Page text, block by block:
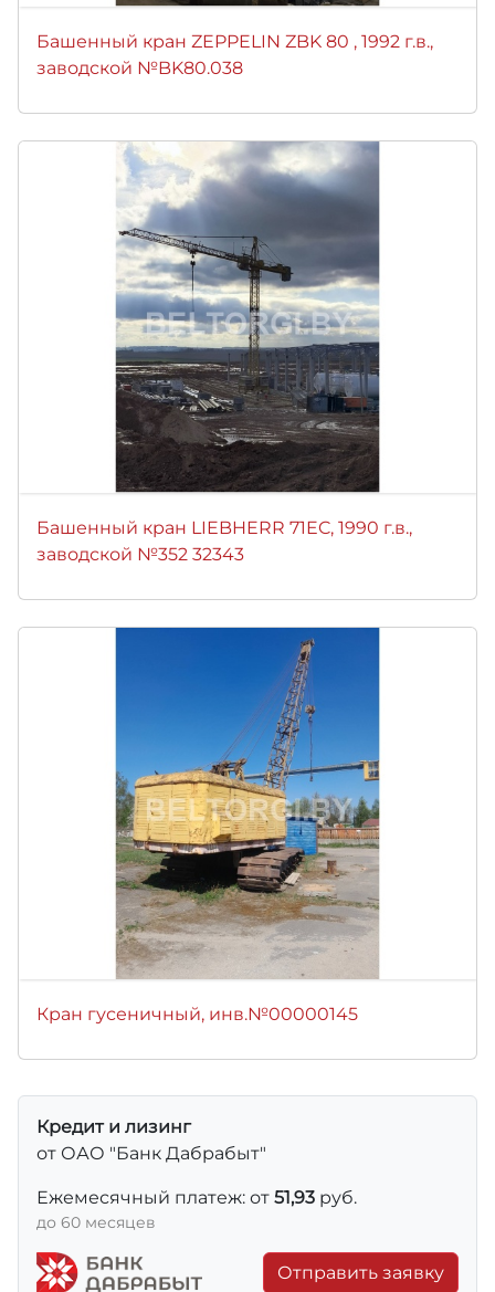
Башенный кран ZEPPELIN ZBK 80 , 1992 г.в.,
заводской №BK80.038
Башенный кран LIEBHERR 71EC, 1990 г.в.,
заводской №352 32343
Кран гусеничный, инв.№00000145
Кредит и лизинг
от ОАО "Банк Дабрабыт"
Ежемесячный платеж: от 51,93 руб.
до 60 месяцев
Отправить заявку